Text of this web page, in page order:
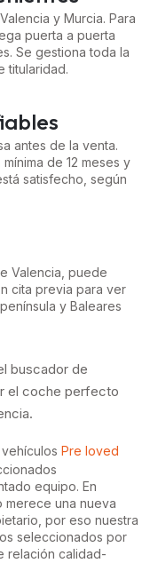
y Murcia. Para
puerta a puerta
Se gestiona toda la
titularidad.
antes de la venta.
de 12 meses y
satisfecho, según
Valencia, puede
cita previa para ver
y Baleares
buscador de
el coche perfecto
Pre loved
equipo. En
merece una nueva
por eso nuestra
seleccionados por
relación calidad-